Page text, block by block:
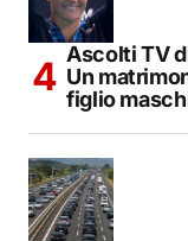
Ascolti TV
Un
figlio